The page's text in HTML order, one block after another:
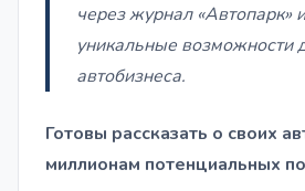
через журнал «Автопарк»
уникальные возможности
автобизнеса.
Готовы рассказать о своих
миллионам потенциальных